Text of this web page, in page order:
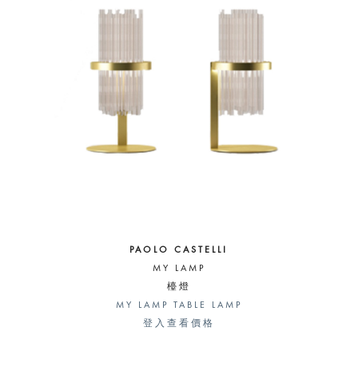
PAOLO CASTELLI
MY LAMP
檯燈
MY LAMP TABLE LAMP
登入查看價格